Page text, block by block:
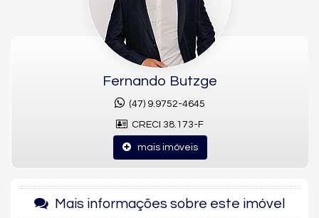
uma obra-prima arquitetônica.
Com design moderno, estrutura de alto padrão e plantas
inteligentes, cada detalhe foi pensado para quem valoriza
exclusividade, estética e funcionalidade.
Destaques do Imóvel:
4 apartamentos por andar com
aproveitamento de espaço e circulação mínima (menos de
141,80m² privativoscom vista para o mar;
Tipos 2 e 4:137,76m² privativoscom vista para o Cristo Luz;
2 suítes + 2 demi-suítes (americanas);
Living amplo com cozinha semi-integrada, espaço gourmet
Fernando Butzge
(47) 9.9752-4645
CRECI 38.173-F
mais imóveis
Mais informações sobre este imóvel